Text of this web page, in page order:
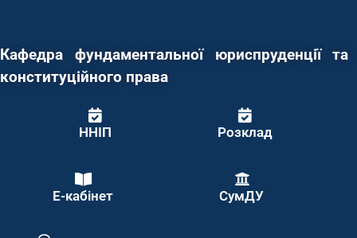
Кафедра фундаментальної юриспруденції та
конституційного права
ННІП Розклад
Е-кабінет СумДУ